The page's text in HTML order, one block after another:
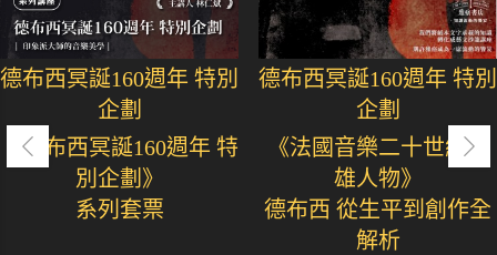
德布西冥誕160週年 特別
企劃
《德布西冥誕160週年 特
別企劃》
系列套票
德布西冥誕160週年 特別
企劃
《法國音樂二十世紀英
雄人物》
德布西 從生平到創作全
解析